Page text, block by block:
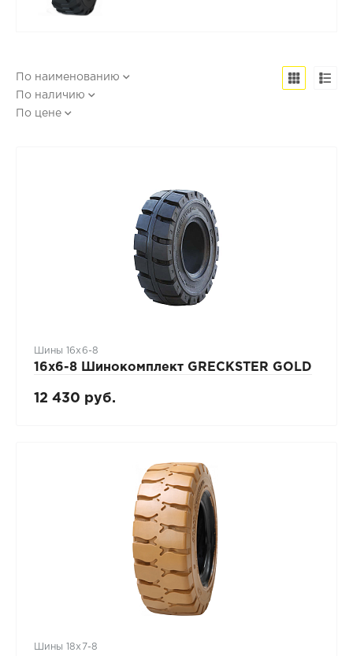
По наименованию
По наличию
По цене
Шины 16х6-8
16х6-8 Шинокомплект GRECKSTER GOLD
12 430 руб.
Шины 18x7-8